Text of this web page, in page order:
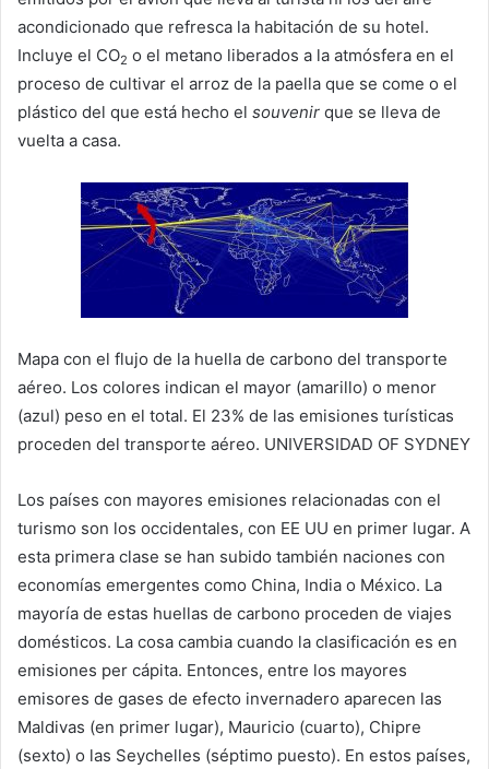
acondicionado que refresca la habitación de su hotel.
Incluye el CO2 o el metano liberados a la atmósfera en el
proceso de cultivar el arroz de la paella que se come o el
plástico del que está hecho el souvenir que se lleva de
vuelta a casa.
Mapa con el flujo de la huella de carbono del transporte
aéreo. Los colores indican el mayor (amarillo) o menor
(azul) peso en el total. El 23% de las emisiones turísticas
proceden del transporte aéreo. UNIVERSIDAD OF SYDNEY
Los países con mayores emisiones relacionadas con el
turismo son los occidentales, con EE UU en primer lugar. A
esta primera clase se han subido también naciones con
economías emergentes como China, India o México. La
mayoría de estas huellas de carbono proceden de viajes
domésticos. La cosa cambia cuando la clasificación es en
emisiones per cápita. Entonces, entre los mayores
emisores de gases de efecto invernadero aparecen las
Maldivas (en primer lugar), Mauricio (cuarto), Chipre
(sexto) o las Seychelles (séptimo puesto). En estos países,